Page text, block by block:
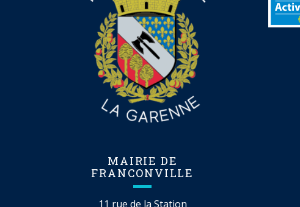
MAIRIE DE
FRANCONVILLE
11 rue de la Station